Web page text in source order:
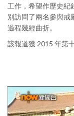
工作，希望作歷史紀
別訪問了兩名參與戒
過程幾經曲折。
該報道獲 2015 年第
Video
Player